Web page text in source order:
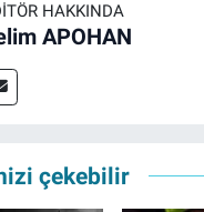
HAKKINDA
APOHAN
çekebilir